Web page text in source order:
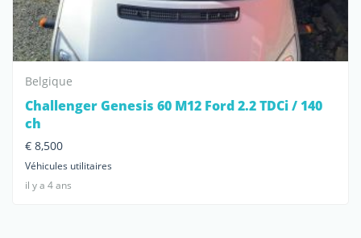
Belgique
Challenger Genesis 60 M12 Ford 2.2 TDCi / 140
ch
€ 8,500
Véhicules utilitaires
il y a 4 ans